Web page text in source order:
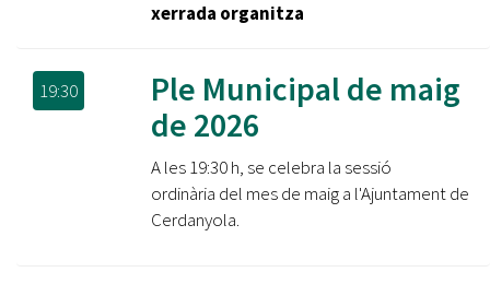
xerrada organitza
19:30
Ple Municipal de maig
de 2026
A les 19:30 h, se celebra la sessió
ordinària del mes de maig a l'Ajuntament de
Cerdanyola.